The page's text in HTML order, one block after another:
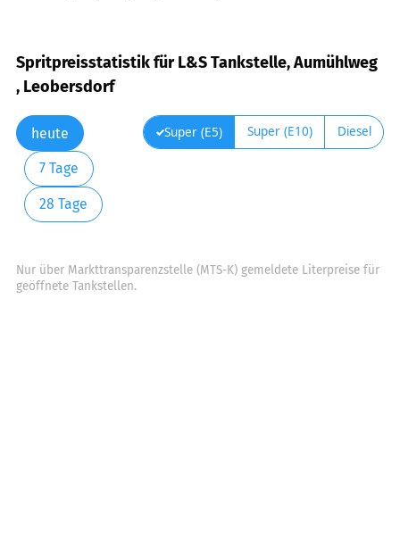
Spritpreisstatistik für L&S Tankstelle, Aumühlweg
, Leobersdorf
heute
7 Tage
28 Tage
Super (E5) Super (E10) Diesel
Nur über Markttransparenzstelle (MTS-K) gemeldete Literpreise für
geöffnete Tankstellen.